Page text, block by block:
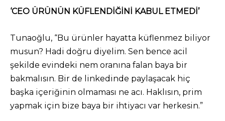
‘CEO ÜRÜNÜN KÜFLENDİĞİNİ KABUL ETMEDİ’
Tunaoğlu, “Bu ürünler hayatta küflenmez biliyor
musun? Hadi doğru diyelim. Sen bence acil
şekilde evindeki nem oranına falan baya bir
bakmalısın. Bir de linkedinde paylaşacak hiç
başka içeriğinin olmaması ne acı. Haklısın, prim
yapmak için bize baya bir ihtiyacı var herkesin.”